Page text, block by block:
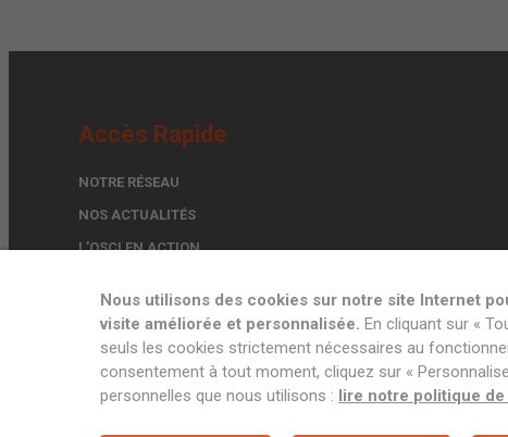
Accès Rapide
NOTRE RÉSEAU
NOS ACTUALITÉS
L’OSCI EN ACTION
Nous utilisons des cookies sur notre site Internet
visite améliorée et personnalisée. En cliquant sur «
seuls les cookies strictement nécessaires au
consentement à tout moment, cliquez sur «
personnelles que nous utilisons : lire notre politique